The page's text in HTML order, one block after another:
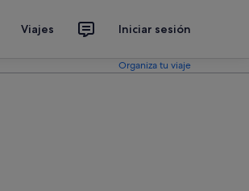
Viajes Iniciar sesión
Organiza tu viaje